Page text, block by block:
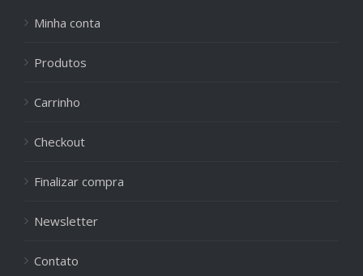
Minha conta
Produtos
Carrinho
Checkout
Finalizar compra
Newsletter
Contato